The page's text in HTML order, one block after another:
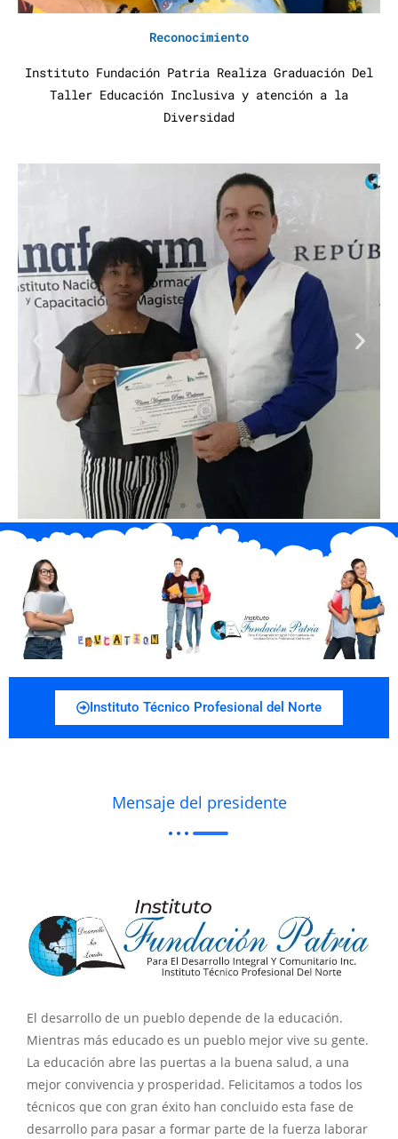
Reconocimiento
Instituto Fundación Patria Realiza Graduación Del
Taller Educación Inclusiva y atención a la
Diversidad
Instituto Técnico Profesional del Norte
Mensaje del presidente
El desarrollo de un pueblo depende de la educación.
Mientras más educado es un pueblo mejor vive su gente.
La educación abre las puertas a la buena salud, a una
mejor convivencia y prosperidad. Felicitamos a todos los
técnicos que con gran éxito han concluido esta fase de
desarrollo para pasar a formar parte de la fuerza laborar